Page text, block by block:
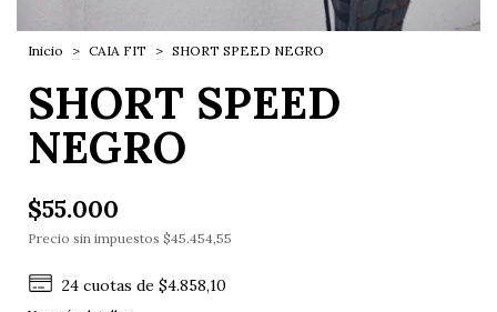
Inicio > CAIA FIT > SHORT SPEED NEGRO
SHORT SPEED
NEGRO
$55.000
Precio sin impuestos $45.454,55
24 cuotas de$4.858,10